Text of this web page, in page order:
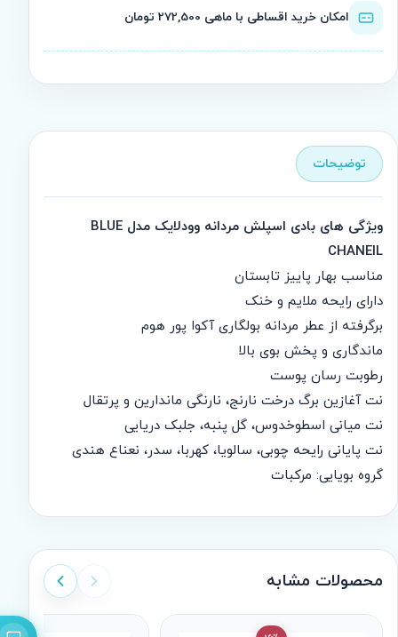
امکان خرید اقساطی با ماهی 272,500 تومان
توضیحات
ویژگی های بادی اسپلش مردانه وودلایک مدل BLUE
CHANEIL
مناسب بهار پاییز تابستان
دارای رایحه ملایم و خنک
برگرفته از عطر مردانه بولگاری آکوا پور هوم
ماندگاری و پخش بوی بالا
رطوبت رسان پوست
نت آغازین برگ درخت نارنج، نارنگی ماندارین و پرتقال
نت میانی اسطوخدوس، گل پنبه، جلبک دریایی
نت پایانی رایحه چوبی، سالویا، کهربا، سدر، نعناع هندی
گروه بویایی: مرکبات
محصولات مشابه